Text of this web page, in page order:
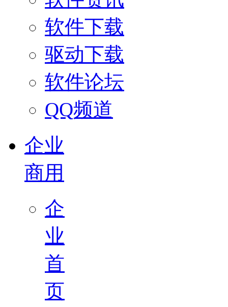
软件下载
驱动下载
软件论坛
QQ频道
企业
商用
企
业
首
页